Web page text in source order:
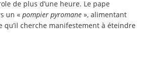
de plus d’une heure. Le pape
un « pompier pyromane », alimentant
qu’il cherche manifestement à éteindre